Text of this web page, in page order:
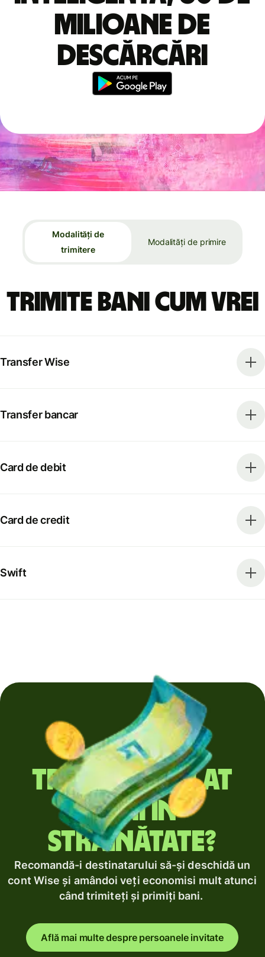
milioane de
descărcări
Modalități de
trimitere
Modalități de primire
Trimite bani cum vrei
Transfer Wise
Transfer bancar
Card de debit
Card de credit
Swift
Trimiți regulat
bani în
străinătate?
Recomandă-i destinatarului să-și deschidă un
cont Wise și amândoi veți economisi mult atunci
când trimiteți și primiți bani.
Află mai multe despre persoanele invitate